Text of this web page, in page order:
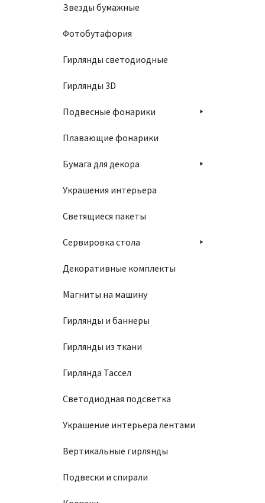
Звезды бумажные
Фотобутафория
Гирлянды светодиодные
Гирлянды 3D
Подвесные фонарики
Плавающие фонарики
Бумага для декора
Украшения интерьера
Светящиеся пакеты
Сервировка стола
Декоративные комплекты
Магниты на машину
Гирлянды и баннеры
Гирлянды из ткани
Гирлянда Тассел
Светодиодная подсветка
Украшение интерьера лентами
Вертикальные гирлянды
Подвески и спирали